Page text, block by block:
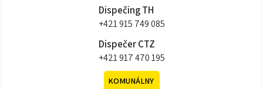
Dispečing TH
+421 915 749 085
Dispečer CTZ
+421 917 470 195
KOMUNÁLNY